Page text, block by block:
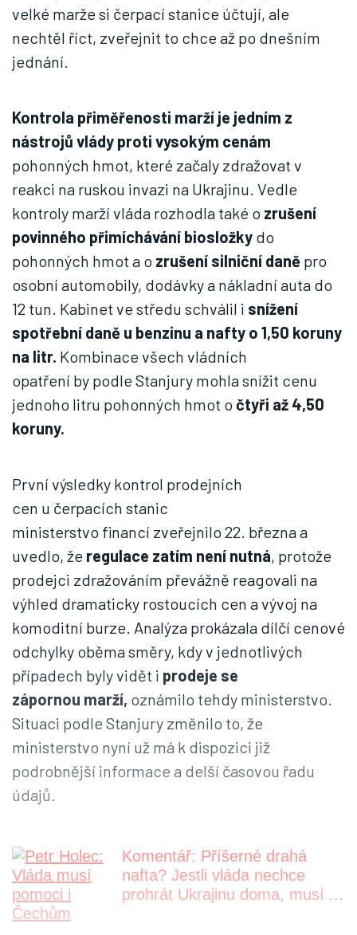
velké marže si čerpací stanice účtují, ale
nechtěl říct, zveřejnit to chce až po dnešním
jednání.
Kontrola přiměřenosti marží je jedním z
nástrojů vlády proti vysokým cenám
pohonných hmot, které začaly zdražovat v
reakci na ruskou invazi na Ukrajinu. Vedle
kontroly marží vláda rozhodla také o zrušení
povinného přimíchávání biosložky do
pohonných hmot a o zrušení silniční daně pro
osobní automobily, dodávky a nákladní auta do
12 tun. Kabinet ve středu schválil i snížení
spotřební daně u benzinu a nafty o 1,50 koruny
na litr. Kombinace všech vládních
opatření by podle Stanjury mohla snížit cenu
jednoho litru pohonných hmot o čtyři až 4,50
koruny.
První výsledky kontrol prodejních
cen u čerpacích stanic
ministerstvo financí zveřejnilo 22. března a
uvedlo, že regulace zatím není nutná, protože
prodejci zdražováním převážně reagovali na
výhled dramaticky rostoucích cen a vývoj na
komoditní burze. Analýza prokázala dílčí cenové
odchylky oběma směry, kdy v jednotlivých
případech byly vidět i prodeje se
zápornou marží, oznámilo tehdy ministerstvo.
Situaci podle Stanjury změnilo to, že
ministerstvo nyní už má k dispozici již
podrobnější informace a delší časovou řadu
údajů.
Komentář: Příšerné drahá
nafta? Jestli vláda nechce
prohrát Ukrajinu doma, musí ...